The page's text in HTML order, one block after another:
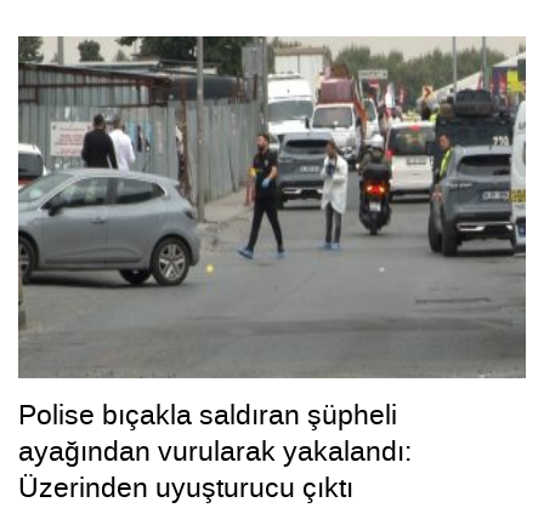
Polise bıçakla saldıran şüpheli
ayağından vurularak yakalandı:
Üzerinden uyuşturucu çıktı